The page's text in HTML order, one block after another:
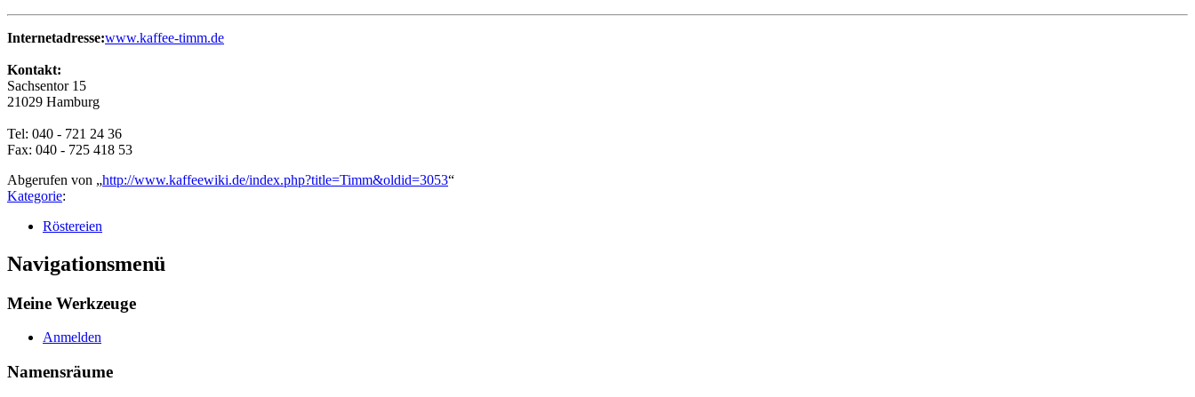
Internetadresse:www.kaffee-timm.de
Kontakt:
Sachsentor 15
21029 Hamburg
Tel: 040 - 721 24 36
Fax: 040 - 725 418 53
Abgerufen von „http://www.kaffeewiki.de/index.php?title=Timm&oldid=3053“
Kategorie:
Röstereien
Navigationsmenü
Meine Werkzeuge
Anmelden
Namensräume